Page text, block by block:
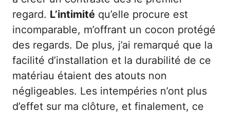
regard. L’intimité qu’elle procure est
incomparable, m’offrant un cocon protégé
des regards. De plus, j’ai remarqué que la
facilité d’installation et la durabilité de ce
matériau étaient des atouts non
négligeables. Les intempéries n’ont plus
d’effet sur ma clôture, et finalement, ce